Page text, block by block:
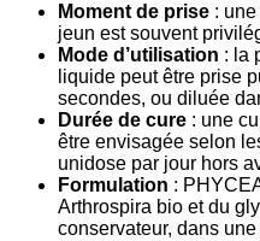
Moment de prise :
jeun est souvent
Mode d’utilisation : la
liquide peut être prise
secondes, ou diluée
Durée de cure : une
être envisagée selon
unidose par jour hors
Formulation :
Arthrospira bio et du
conservateur, dans